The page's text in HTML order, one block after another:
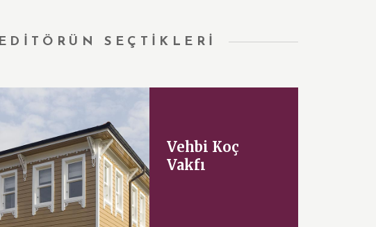
EDİTÖRÜN SEÇTİKLERİ
Vehbi Koç
Vakfı